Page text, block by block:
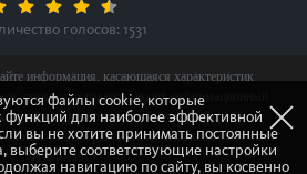
голосов: 1531
информация, касающаяся характеристик
стоимости товаров, носит информационный
условиях не является публичной офертой,
437(2) Гражданского кодекса Российской
Федерации.
файлы cookie, которые
функций для наиболее эффективной
вы не хотите принимать постоянные
соответствующие настройки
навигацию по сайту, вы косвенно